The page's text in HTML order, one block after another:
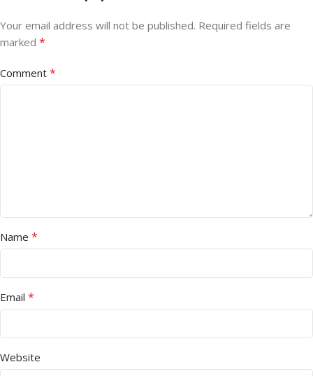
Your email address will not be published. Required fields are
marked *
Comment *
Name *
Email *
Website